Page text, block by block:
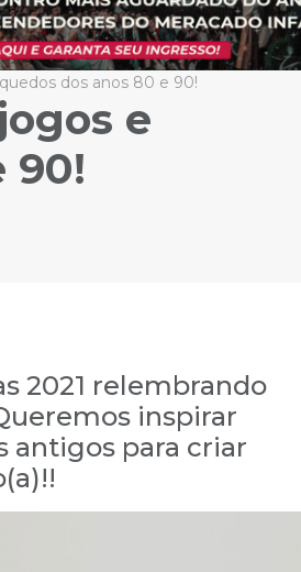
dos anos 80 e 90!
e
90!
2021 relembrando
inspirar
antigos para criar